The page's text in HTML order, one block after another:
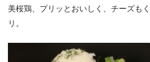
美桜鶏、プリッとおいしく、チーズも
リ。